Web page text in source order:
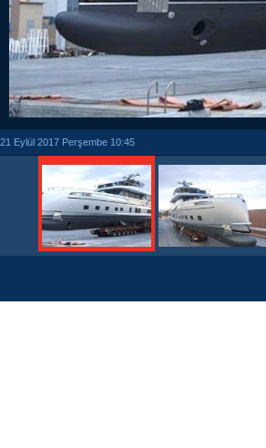
21 Eylül 2017 Perşembe 10:45